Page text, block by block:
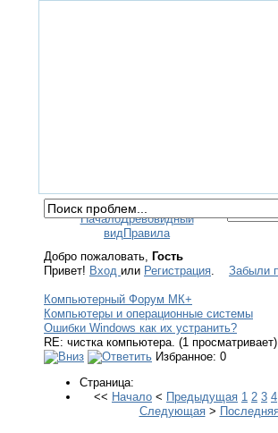
НачалоДревовидный
видПравила
Добро пожаловать, Гость
Привет! Вход или Регистрация. Забыли
Компьютерный Форум МК+
Компьютеры и операционные системы
Ошибки Windows как их устранить?
RE: чистка компьютера. (1 просматривает)
Избранное: 0
Страница:
<< Начало < Предыдущая 1 2 3 4
Следующая>